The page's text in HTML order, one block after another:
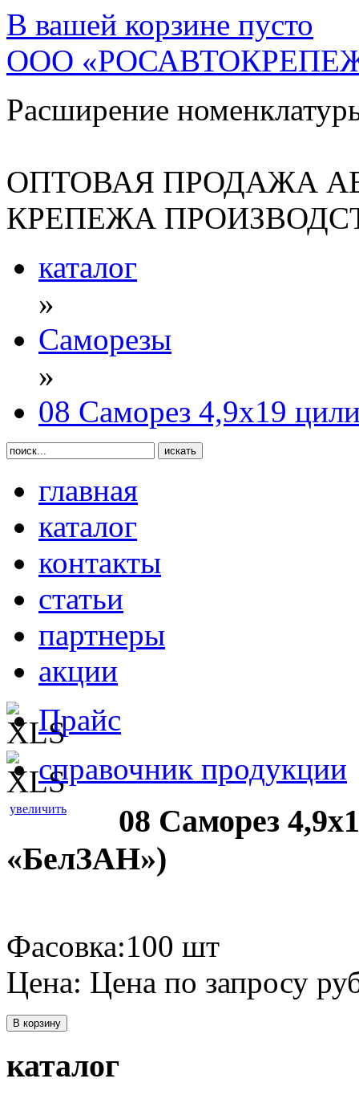
В вашей корзине пусто
ООО
Расширение
ОПТОВАЯ ПРОДАЖА
КРЕПЕЖА
каталог
»
Саморезы
»
08 Саморез 4,9х19
главная
каталог
контакты
статьи
партнеры
акции
Прайс
справочник продукции
увеличить
08 Саморез
«БелЗАН»)
Фасовка:100 шт
Цена: Цена по запросу
В корзину
каталог